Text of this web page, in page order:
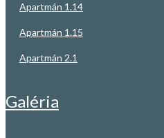
apartmán 1.14
apartmán 1.15
apartmán 2.1
galéria